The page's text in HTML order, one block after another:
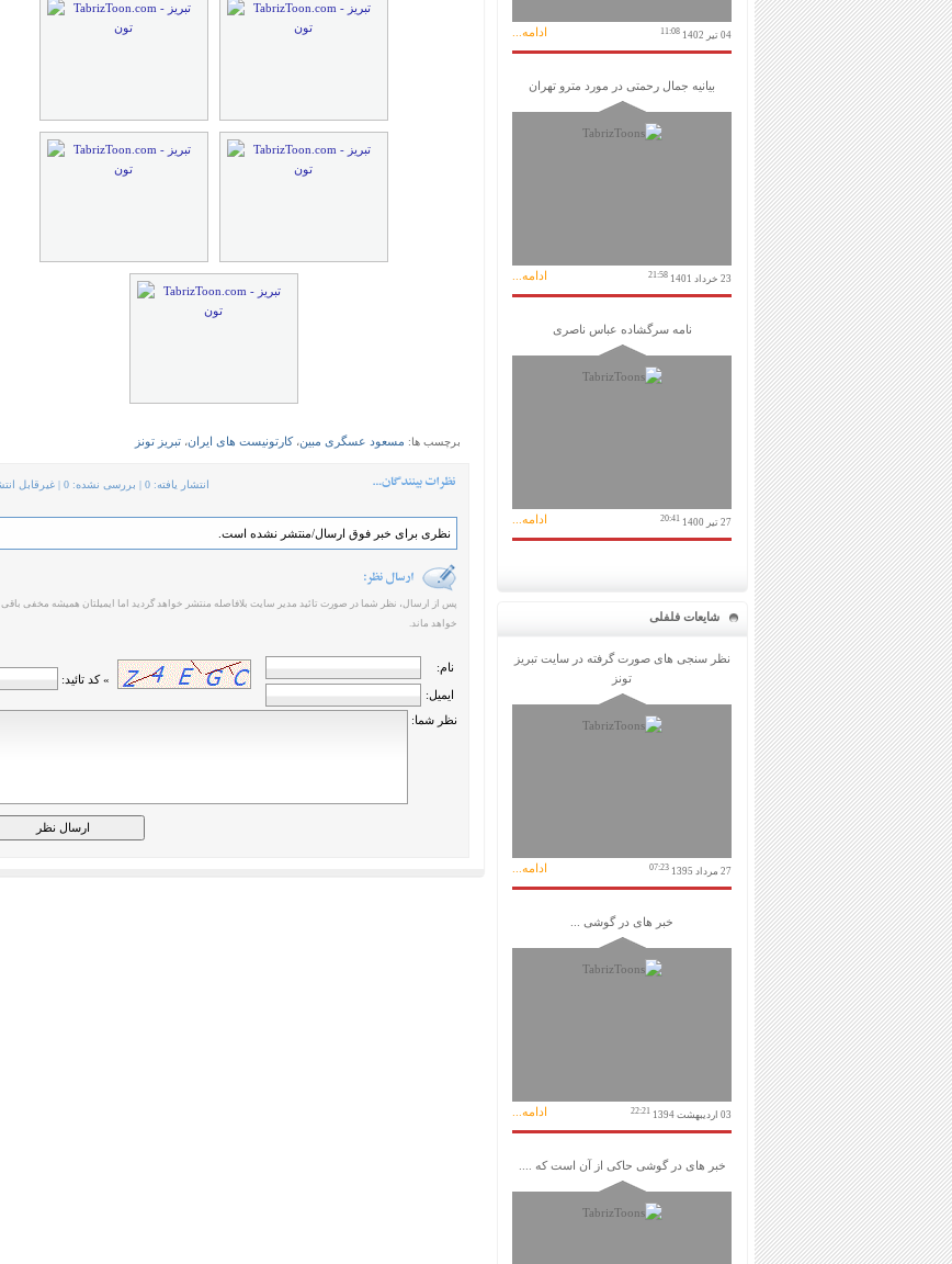
04 تیر 1402 11:08 ادامه...
بیانیه جمال رحمتی در مورد مترو تهران
23 خرداد 1401 21:58 ادامه...
نامه سرگشاده عباس ناصری
27 تیر 1400 20:41 ادامه...
شایعات فلفلی
نظر سنجی های صورت گرفته در سایت تبریز
تونز
27 مرداد 1395 07:23 ادامه...
خبر های در گوشی ...
03 اردیبهشت 1394 22:21 ادامه...
خبر های در گوشی حاکی از آن است که ....
برچسب ها: مسعود عسگری مبین،کارتونیست های ایران،تبریز تونز
انتشار یافته: 0 | بررسی نشده: 0 | غیرقابل انتشار: 0
نظری برای خبر فوق ارسال/منتشر نشده است.
پس از ارسال، نظر شما در صورت تائید مدیر سایت بلافاصله منتشر خواهد گردید اما ایمیلتان همیشه مخفی باقی
خواهد ماند.
نام:
» کد تائید:
ایمیل:
نظر شما: